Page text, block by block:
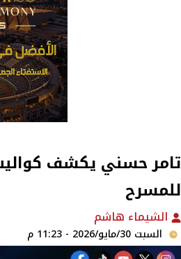
تامر حسني يكشف
للمسرح
الشيماء هاشم
السبت 30/مايو/2026 - 11:23 م